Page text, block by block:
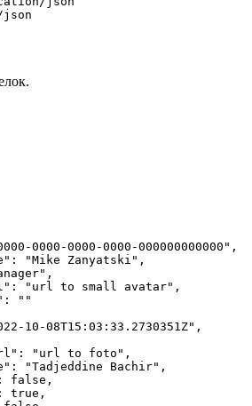
0000-0000-000000000000",
Zanyatski",
to small avatar",
""
08T15:03:33.2730351Z",
"url to foto",
Bachir",